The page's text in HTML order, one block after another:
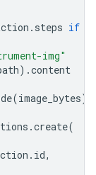
. steps if
img"
) .content
(image_bytes)
.create(
. id,